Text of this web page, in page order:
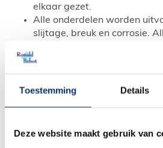
Toestemming Details
Deze website maakt gebruik van
elkaar gezet.
Alle onderdelen worden
slijtage, breuk en corrosie.
Uw Azor wordt in Nederland
Azor modellen en
Bij Ronald Schot hebben we